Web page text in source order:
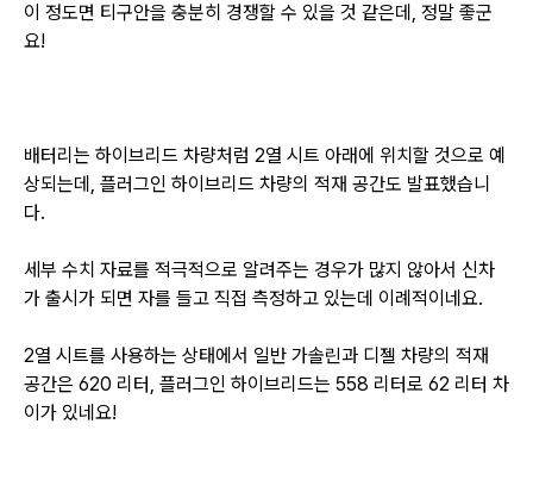
이 정도면 티구안을 충분히 경쟁할 수 있을 것 같은데, 정말 좋군
요!
배터리는 하이브리드 차량처럼 2열 시트 아래에 위치할 것으로 예
상되는데, 플러그인 하이브리드 차량의 적재 공간도 발표했습니
다.
세부 수치 자료를 적극적으로 알려주는 경우가 많지 않아서 신차
가 출시가 되면 자를 들고 직접 측정하고 있는데 이례적이네요.
2열 시트를 사용하는 상태에서 일반 가솔린과 디젤 차량의 적재
공간은 620 리터, 플러그인 하이브리드는 558 리터로 62 리터 차
이가 있네요!